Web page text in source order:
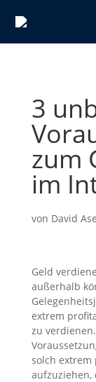
3
zum
im
von David
Geld
außerhalb
extrem
zu
solch
aufzuziehen,